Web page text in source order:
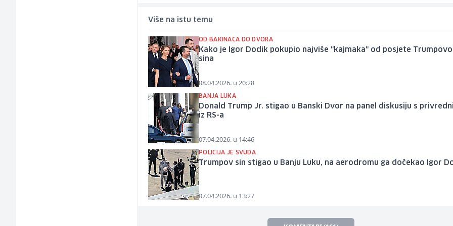
Više na istu temu
OD BAKINACA DO DVORA
Kako je Igor Dodik pokupio najviše "kajmaka" od posjete
sina
08.04.2026. u 20:28
BANJA LUKA
Donald Trump Jr. stigao u Banski Dvor na panel diskusiju s
iz RS-a
07.04.2026. u 14:46
POLICIJA JE SVUDA
Trumpov sin stigao u Banju Luku, na aerodromu ga dočekao Igor
07.04.2026. u 13:27